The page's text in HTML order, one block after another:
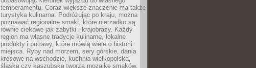
temperamentu. Coraz większe znaczenie ma także
turystyka kulinarna. Podróżując po kraju, można
poznawać regionalne smaki, które nierzadko są
równie ciekawe jak zabytki i krajobrazy. Każdy
region ma własne tradycje kulinarne, lokalne
produkty i potrawy, które mówią wiele o historii
miejsca. Ryby nad morzem, sery górskie, dania
kresowe na wschodzie, kuchnia wielkopolska,
śląska czy kaszubska tworzą mozaikę smaków,